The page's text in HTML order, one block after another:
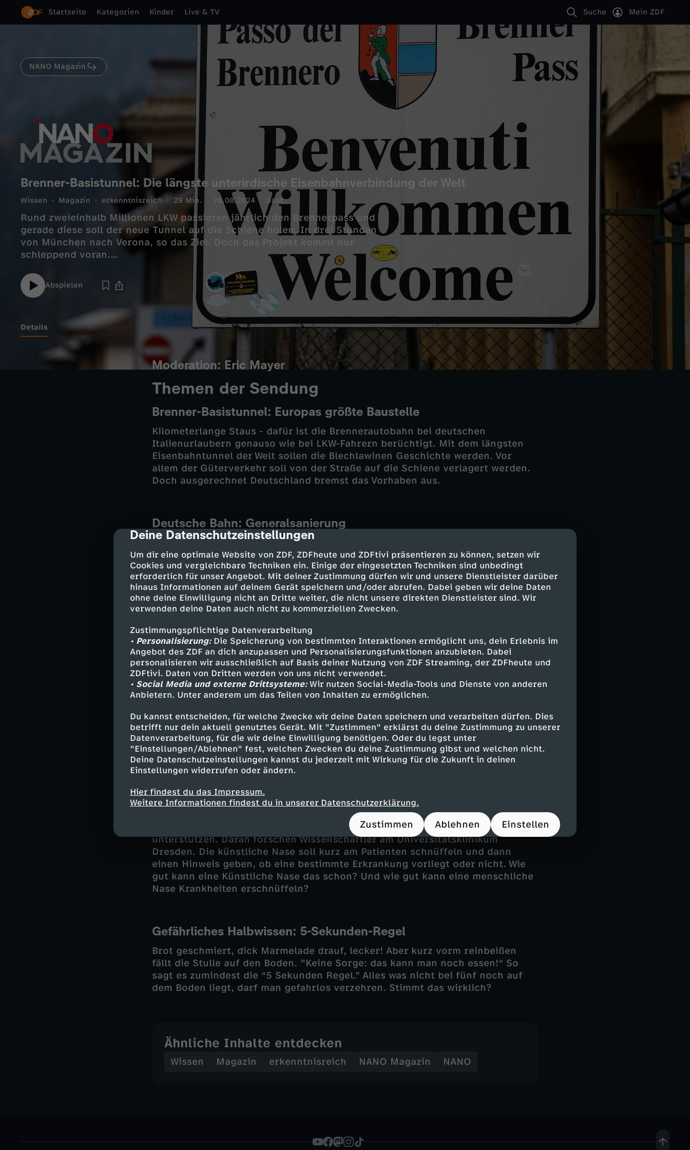
cmp-dialog-description
Deine Datenschutzeinstellungen
Um dir eine optimale Website von ZDF, ZDFheute und ZDFtivi präsentieren zu können, setzen wir
Cookies und vergleichbare Techniken ein. Einige der eingesetzten Techniken sind unbedingt
erforderlich für unser Angebot. Mit deiner Zustimmung dürfen wir und unsere Dienstleister darüber
hinaus Informationen auf deinem Gerät speichern und/oder abrufen. Dabei geben wir deine Daten
ohne deine Einwilligung nicht an Dritte weiter, die nicht unsere direkten Dienstleister sind. Wir
verwenden deine Daten auch nicht zu kommerziellen Zwecken.
Zustimmungspflichtige Datenverarbeitung
• Personalisierung:Die Speicherung von bestimmten Interaktionen ermöglicht uns, dein Erlebnis im
Angebot des ZDF an dich anzupassen und Personalisierungsfunktionen anzubieten. Dabei
personalisieren wir ausschließlich auf Basis deiner Nutzung von ZDF Streaming, der ZDFheute und
ZDFtivi. Daten von Dritten werden von uns nicht verwendet.
• Social Media und externe Drittsysteme:Wir nutzen Social-Media-Tools und Dienste von anderen
Anbietern. Unter anderem um das Teilen von Inhalten zu ermöglichen.
Du kannst entscheiden, für welche Zwecke wir deine Daten speichern und verarbeiten dürfen. Dies
betrifft nur dein aktuell genutztes Gerät. Mit "Zustimmen" erklärst du deine Zustimmung zu unserer
Datenverarbeitung, für die wir deine Einwilligung benötigen. Oder du legst unter
"Einstellungen/Ablehnen" fest, welchen Zwecken du deine Zustimmung gibst und welchen nicht.
Deine Datenschutzeinstellungen kannst du jederzeit mit Wirkung für die Zukunft in deinen
Einstellungen widerrufen oder ändern.
Hier findest du das Impressum.
Weitere Informationen findest du in unserer Datenschutzerklärung.
Zustimmen Ablehnen Einstellen
Startseite Kategorien Kinder Live & TV Suche Mein ZDF
NANO Magazin
Brenner-Basistunnel: Die längste unterirdische Eisenbahnverbindung der Welt
Wissen Magazin erkenntnisreich 29 Min. 26.08.2024 3sat
Rund zweieinhalb Millionen LKW passieren jährlich den Brennerpass und
gerade diese soll der neue Tunnel auf die Schiene holen. In drei Stunden
von München nach Verona, so das Ziel. Doch das Projekt kommt nur
schleppend voran.
Abspielen
Details
Moderation: Eric Mayer
Themen der Sendung
Brenner-Basistunnel: Europas größte Baustelle
Kilometerlange Staus - dafür ist die Brennerautobahn bei deutschen
Italienurlaubern genauso wie bei LKW-Fahrern berüchtigt. Mit dem längsten
Eisenbahntunnel der Welt sollen die Blechlawinen Geschichte werden. Vor
allem der Güterverkehr soll von der Straße auf die Schiene verlagert werden.
Doch ausgerechnet Deutschland bremst das Vorhaben aus.
Deutsche Bahn: Generalsanierung
Die Bahn will das marode Fernverkehrsnetz mit stückweisen Vollsperrungen
sanieren. Die Generalsanierung betrifft Schienennetze für den Fernverkehr in
ganz Deutschland. Die südhessische Riedbahn ist die erste von 40 Strecken,
die bis 2030 komplett saniert werden sollen. Das führt zu Verspätungen in
Fern- und Regionalverkehr. Zwar hat die Bahn 400 Busse für den
Schienenersatzverkehr bereitgestellt, aber: Eine echte Alternative scheint das
KI-Sprachtool für Arztbriefe
Das Hamburger Universitätsklinikum hat jetzt erstmals in Deutschland ein KI-
Sprachtool vorgestellt, das automatisiert Arzt- also Entlassungsbriefe für
behandelte Patienten erstellt. Das System hat Zugriff auf die elektronische
Patientenakte und zieht permanent Informationen aus den
Behandlungsschritten. Mit dem Rückgriff auf mehr als 7 Millionen im Klinikum
gespeicherten Akten und den zugehörigen Arztbriefen ist das System "ARGO"
damit in der Lage, eine sehr genaue Vorlage für den behandelnden Arzt zu
erstellen, der nur noch anpassen und freigeben muss.
Können künstliche Nasen Krankheiten erschnüffeln?
Künstliche Nasen könnten Ärzten und Ärztinnen bei der Diagnose
unterstützen. Daran forschen Wissenschaftler am Universitätsklinikum
Dresden. Die künstliche Nase soll kurz am Patienten schnüffeln und dann
einen Hinweis geben, ob eine bestimmte Erkrankung vorliegt oder nicht. Wie
gut kann eine Künstliche Nase das schon? Und wie gut kann eine menschliche
Nase Krankheiten erschnüffeln?
Gefährliches Halbwissen: 5-Sekunden-Regel
Brot geschmiert, dick Marmelade drauf, lecker! Aber kurz vorm reinbeißen
fällt die Stulle auf den Boden. "Keine Sorge: das kann man noch essen!“ So
sagt es zumindest die “5 Sekunden Regel.” Alles was nicht bei fünf noch auf
dem Boden liegt, darf man gefahrlos verzehren. Stimmt das wirklich?
Ähnliche Inhalte entdecken
Wissen Magazin erkenntnisreich NANO Magazin NANO